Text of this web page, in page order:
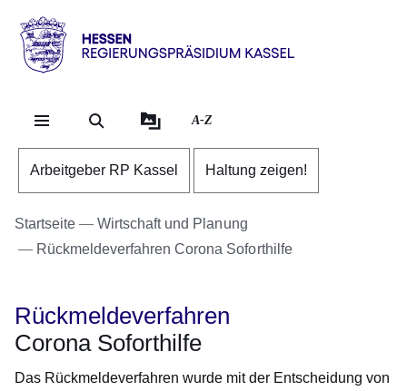
Direkt zum Kopf der
Direkt zum Inhalt
Direkt zum Fuß der
Hessen
RP
A-Z
Arbeitgeber RP Kassel Haltung zeigen!
Startseite
Wirtschaft und Planung
Rückmeldeverfahren Corona Soforthilfe
Rückmeldeverfahren
Corona Soforthilfe
Das Rückmeldeverfahren wurde mit der Entscheidung von